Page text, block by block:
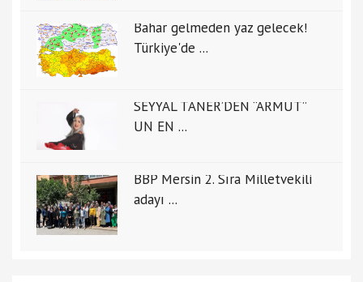
Bahar gelmeden yaz gelecek!
Türkiye'de ...
SEYYAL TANER’DEN “ARMUT”
UN EN ...
BBP Mersin 2. Sıra Milletvekili
adayı ...